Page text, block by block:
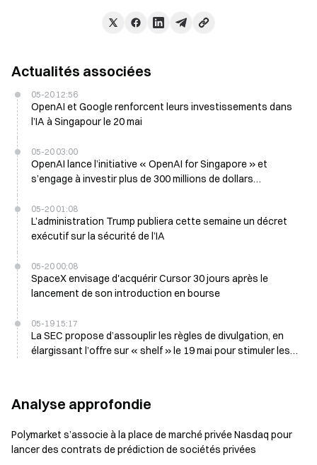
Actualités associées
05-20 12:56
OpenAI et Google renforcent leurs investissements dans
l’IA à Singapour le 20 mai
05-20 03:00
OpenAI lance l’initiative « OpenAI for Singapore » et
s’engage à investir plus de 300 millions de dollars
05-20 01:08
L’administration Trump publiera cette semaine un décret
exécutif sur la sécurité de l’IA
05-20 00:08
SpaceX envisage d'acquérir Cursor 30 jours après le
lancement de son introduction en bourse
05-19 15:17
La SEC propose d’assouplir les règles de divulgation, en
élargissant l’offre sur « shelf » le 19 mai pour stimuler les
Analyse approfondie
Polymarket s’associe à la place de marché privée Nasdaq pour
lancer des contrats de prédiction de sociétés privées